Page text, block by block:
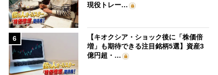
現役トレー…
6
【キオクシア・ショック後に「株価倍
増」も期待できる注目銘柄5選】資産3
億円超・…